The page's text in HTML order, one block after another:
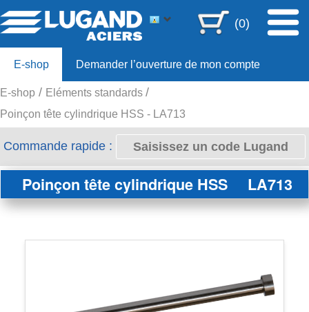
(0)
E-shop Demander l’ouverture de mon compte
Offre 80ans
E-shop
Eléments standards
Poinçon tête cylindrique HSS - LA713
Commande rapide :
Poinçon tête cylindrique HSS LA713